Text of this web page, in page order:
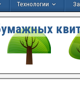
Технологии